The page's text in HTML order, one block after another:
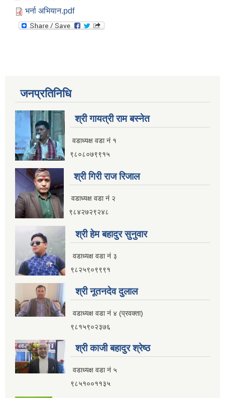
भर्ना अभियान.pdf
जनप्रतिनिधि
श्री गायत्री राम बस्नेत
वडाध्यक्ष वडा न‌ं १
९८०८०७९९१५
श्री गिरी राज रिजाल
वडाध्यक्ष वडा नं २
९८४२७२९२४८
श्री हेम बहादुर सुनुवार
वडाध्यक्ष वडा नं ३
९८२५९०९९९१
श्री नूतनदेव दुलाल
वडाध्यक्ष वडा नं ४ (प्रवक्ता)
९८१५९०२३७६
श्री काजी बहादुर श्रेष्ठ
वडाध्यक्ष वडा नं ५
९८५१००११३५